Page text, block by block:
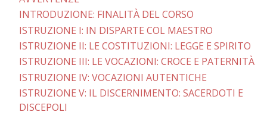
INTRODUZIONE: FINALITÀ DEL CORSO
ISTRUZIONE I: IN DISPARTE COL MAESTRO
ISTRUZIONE II: LE COSTITUZIONI: LEGGE E SPIRITO
ISTRUZIONE III: LE VOCAZIONI: CROCE E PATERNITÀ
ISTRUZIONE IV: VOCAZIONI AUTENTICHE
ISTRUZIONE V: IL DISCERNIMENTO: SACERDOTI E
DISCEPOLI